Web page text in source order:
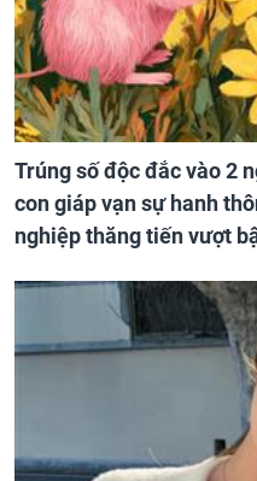
Trúng số độc đắc vào 2
con giáp vạn sự hanh
nghiệp thăng tiến vượt